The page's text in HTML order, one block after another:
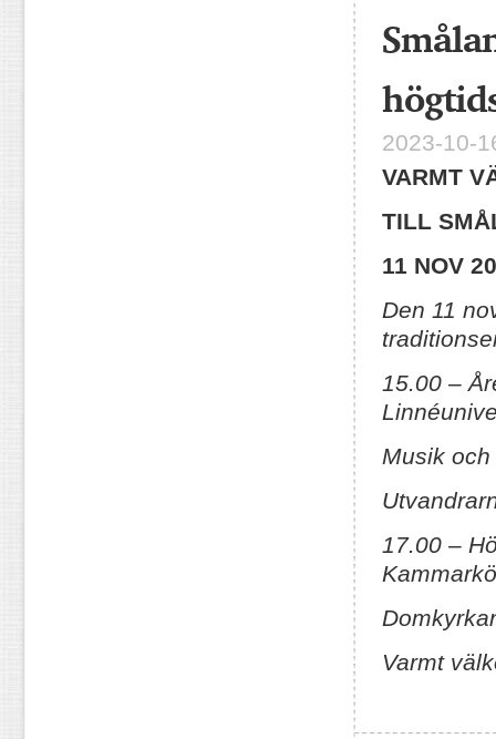
2023-10-
VARMT
TILL
11 NOV
Den 11
15.00 –
Musik
17.00 –
Varmt